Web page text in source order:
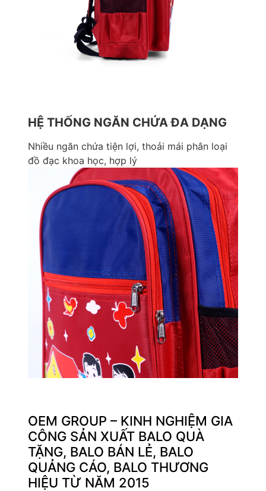
HỆ THỐNG NGĂN CHỨA ĐA DẠNG
Nhiều ngăn chứa tiện lợi, thoải mái phân loại
đồ đạc khoa học, hợp lý
OEM GROUP – KINH NGHIỆM GIA
CÔNG SẢN XUẤT BALO QUÀ
TẶNG, BALO BÁN LẺ, BALO
QUẢNG CÁO, BALO THƯƠNG
HIỆU TỪ NĂM 2015